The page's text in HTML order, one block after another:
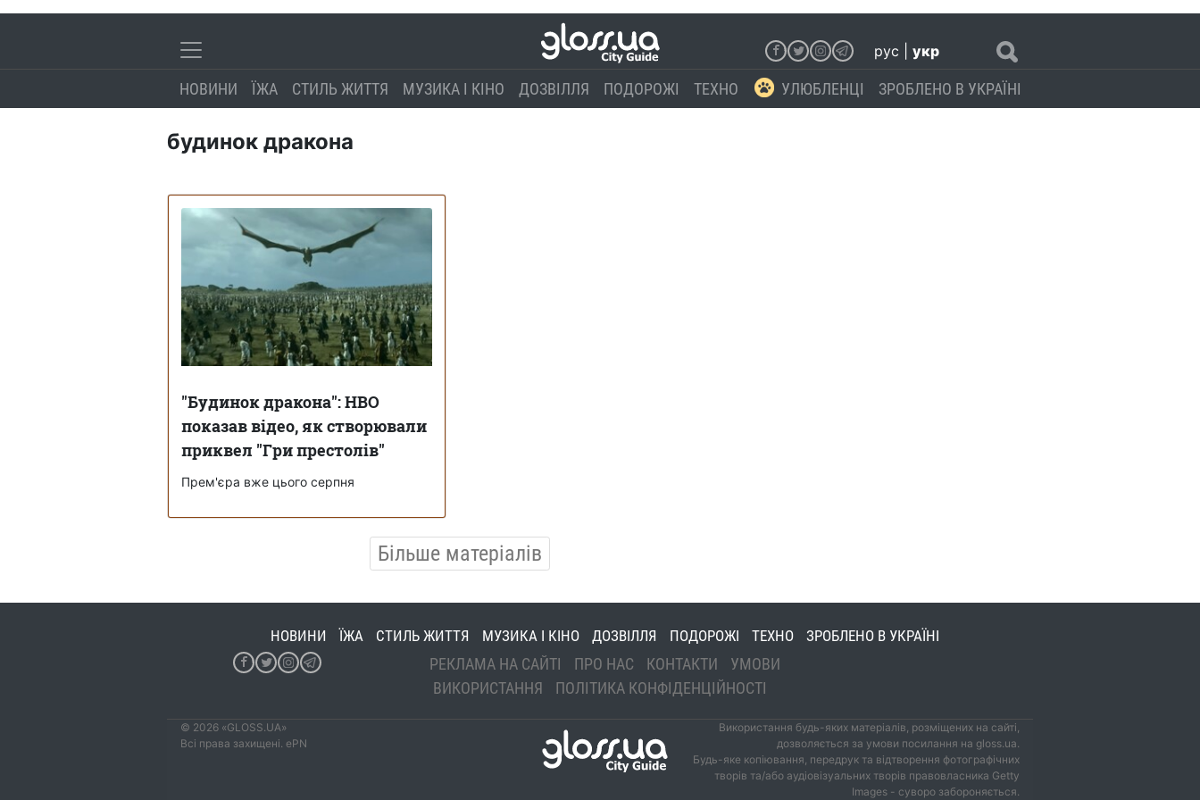
рус укр
НОВИНИ ЇЖА СТИЛЬ ЖИТТЯ МУЗИКА І КІНО ДОЗВІЛЛЯ ПОДОРОЖІ ТЕХНО УЛЮБЛЕНЦІ ЗРОБЛЕНО В УКРАЇНІ
будинок дракона
"Будинок дракона": HBO
показав відео, як створювали
приквел "Гри престолів"
Прем'єра вже цього серпня
Більше матеріалів
НОВИНИ ЇЖА СТИЛЬ ЖИТТЯ МУЗИКА І КІНО ДОЗВІЛЛЯ ПОДОРОЖІ ТЕХНО ЗРОБЛЕНО В УКРАЇНІ
РЕКЛАМА НА САЙТІ ПРО НАС КОНТАКТИ
УМОВИ
ВИКОРИСТАННЯ
ПОЛІТИКА КОНФІДЕНЦІЙНОСТІ
© 2026 «GLOSS.UA»
Всі права захищені. ePN
Використання будь-яких матеріалів, розміщених на сайті,
дозволяється за умови посилання на gloss.ua.
Будь-яке копіювання, передрук та відтворення фотографічних
творів та/або аудіовізуальних творів правовласника Getty
Images - суворо забороняється.